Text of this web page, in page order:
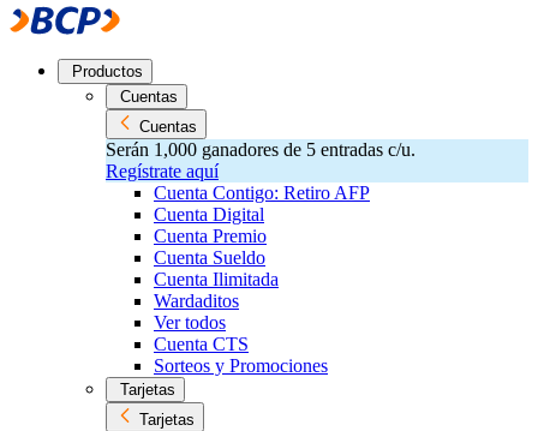
Productos
Cuentas
Cuentas
Serán 1,000 ganadores de 5 entradas c/u.
Regístrate aquí
Cuenta Contigo: Retiro AFP
Cuenta Digital
Cuenta Premio
Cuenta Sueldo
Cuenta Ilimitada
Wardaditos
Ver todos
Cuenta CTS
Sorteos y Promociones
Tarjetas
Tarjetas